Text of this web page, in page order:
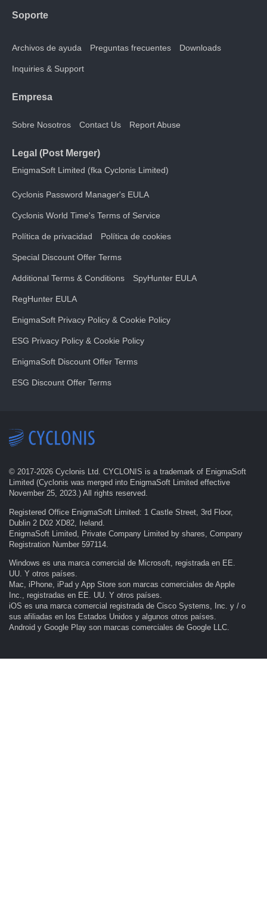
Soporte
Archivos de ayuda Preguntas frecuentes Downloads
Inquiries & Support
Empresa
Sobre Nosotros Contact Us Report Abuse
Legal (Post Merger)
EnigmaSoft Limited (fka Cyclonis Limited)
Cyclonis Password Manager's EULA
Cyclonis World Time's Terms of Service
Política de privacidad Política de cookies
Special Discount Offer Terms
Additional Terms & Conditions SpyHunter EULA
RegHunter EULA
EnigmaSoft Privacy Policy & Cookie Policy
ESG Privacy Policy & Cookie Policy
EnigmaSoft Discount Offer Terms
ESG Discount Offer Terms
© 2017-2026 Cyclonis Ltd. CYCLONIS is a trademark of EnigmaSoft
Limited (Cyclonis was merged into EnigmaSoft Limited effective
November 25, 2023.) All rights reserved.
Registered Office EnigmaSoft Limited: 1 Castle Street, 3rd Floor,
Dublin 2 D02 XD82, Ireland.
EnigmaSoft Limited, Private Company Limited by shares, Company
Registration Number 597114.
Windows es una marca comercial de Microsoft, registrada en EE.
UU. Y otros países.
Mac, iPhone, iPad y App Store son marcas comerciales de Apple
Inc., registradas en EE. UU. Y otros países.
iOS es una marca comercial registrada de Cisco Systems, Inc. y / o
sus afiliadas en los Estados Unidos y algunos otros países.
Android y Google Play son marcas comerciales de Google LLC.